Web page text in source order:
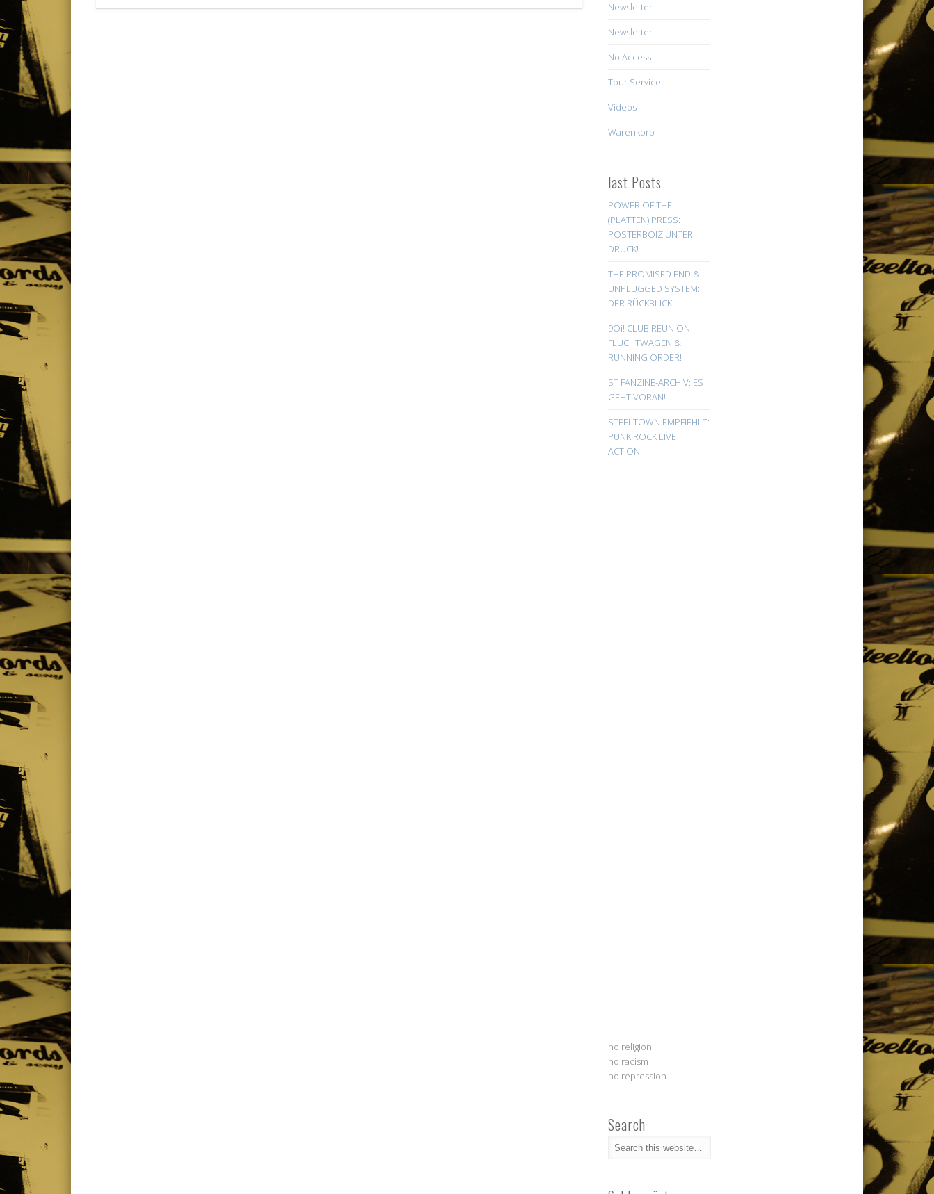
Newsletter
Newsletter
No Access
Tour Service
Videos
Warenkorb
last Posts
POWER OF THE
(PLATTEN) PRESS:
POSTERBOIZ UNTER
DRUCK!
THE PROMISED END &
UNPLUGGED SYSTEM:
DER RÜCKBLICK!
9Oi! CLUB REUNION:
FLUCHTWAGEN &
RUNNING ORDER!
ST FANZINE-ARCHIV: ES
GEHT VORAN!
STEELTOWN EMPFIEHLT:
PUNK ROCK LIVE
ACTION!
no religion
no racism
no repression
Search